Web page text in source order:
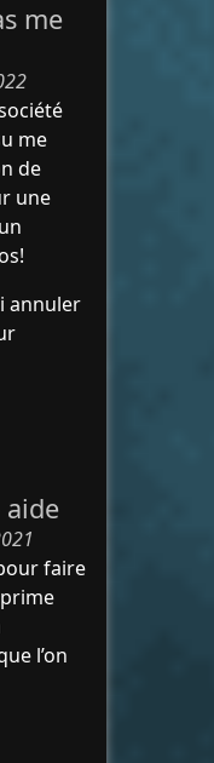
me
me
de
une
annuler
faire
l’on